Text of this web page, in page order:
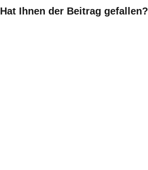
Hat Ihnen der Beitrag gefallen?